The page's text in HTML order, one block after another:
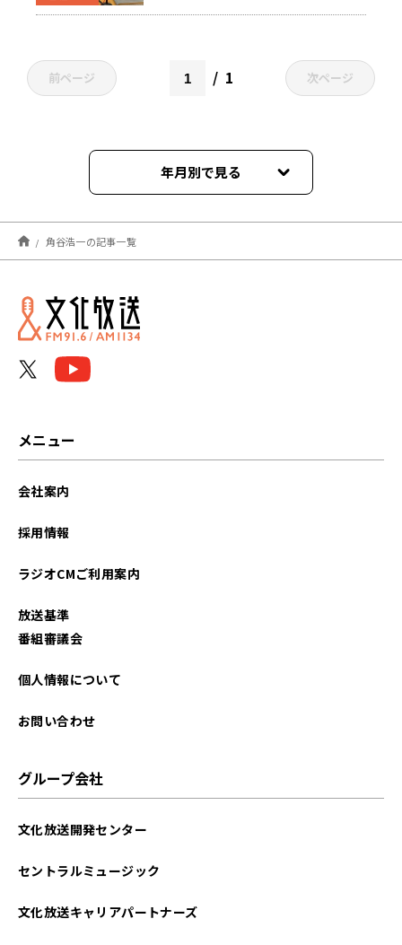
前ページ 1 次ページ
年月別で見る
2026年07月
2026年06月
2026年05月
2025年08月
2025年05月
角谷浩一の記事一覧
メニュー
会社案内
採用情報
ラジオCMご利用案内
放送基準
番組審議会
個人情報について
お問い合わせ
グループ会社
文化放送開発センター
セントラルミュージック
文化放送キャリアパートナーズ